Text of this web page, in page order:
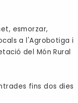
esmorzar,
a l'Agrobotiga i
del Món Rural
fins dos dies